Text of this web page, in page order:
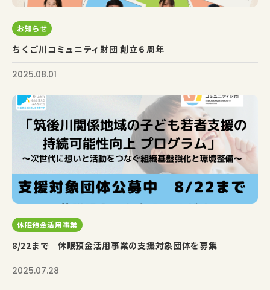
お知らせ
ちくご川コミュニティ財団 創立６周年
2025.08.01
休眠預金活用事業
8/22まで 休眠預金活用事業の支援対象団体を募集
2025.07.28